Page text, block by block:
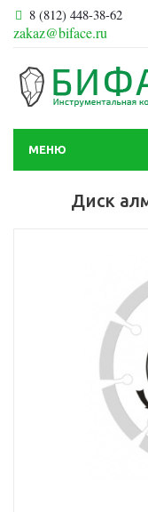
8 (812) 448-38-62
zakaz@biface.ru
МЕНЮ
Диск